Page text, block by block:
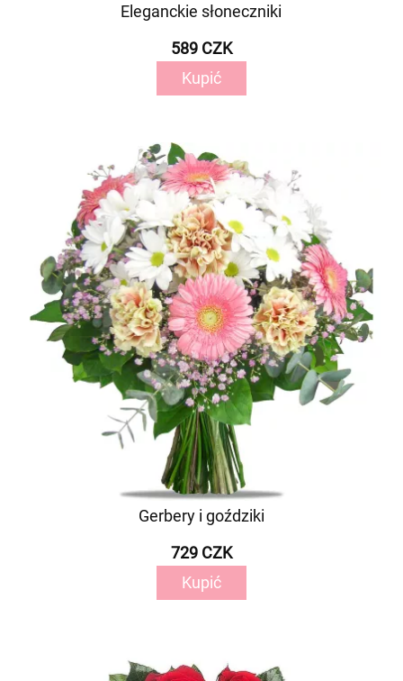
Eleganckie słoneczniki
589 CZK
Kupić
Gerbery i goździki
729 CZK
Kupić